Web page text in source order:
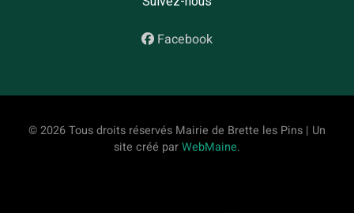
Facebook
© 2026 Tous droits réservés Mairie de Brette les Pins | Un
site créé parWebMaine.